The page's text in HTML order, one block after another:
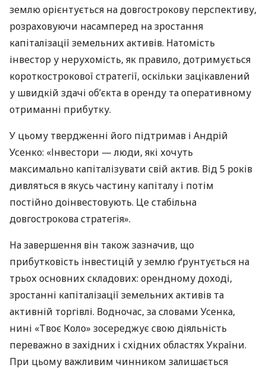
землю орієнтується на довгострокову перспективу,
розраховуючи насамперед на зростання
капіталізації земельних активів. Натомість
інвестор у нерухомість, як правило, дотримується
короткострокової стратегії, оскільки зацікавлений
у швидкій здачі об’єкта в оренду та оперативному
отриманні прибутку.
У цьому твердженні його підтримав і Андрій
Усенко: «Інвестори — люди, які хочуть
максимально капіталізувати свій актив. Від 5 років
дивляться в якусь частину капіталу і потім
постійно доінвестовують. Це стабільна
довгострокова стратегія».
На завершення він також зазначив, що
прибутковість інвестицій у землю ґрунтується на
трьох основних складових: орендному доході,
зростанні капіталізації земельних активів та
активній торгівлі. Водночас, за словами Усенка,
нині «Твоє Коло» зосереджує свою діяльність
переважно в західних і східних областях України.
При цьому важливим чинником залишається